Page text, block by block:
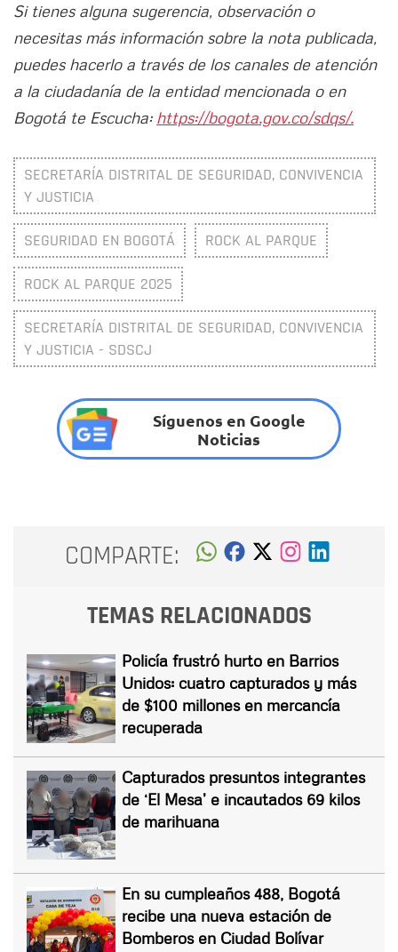
Si tienes alguna sugerencia, observación o
necesitas más información sobre la nota publicada,
puedes hacerlo a través de los canales de atención
a la ciudadanía de la entidad mencionada o en
Bogotá te Escucha: https://bogota.gov.co/sdqs/.
SECRETARÍA DISTRITAL DE SEGURIDAD, CONVIVENCIA
Y JUSTICIA
SEGURIDAD EN BOGOTÁ ROCK AL PARQUE
ROCK AL PARQUE 2025
SECRETARÍA DISTRITAL DE SEGURIDAD, CONVIVENCIA
Y JUSTICIA - SDSCJ
Síguenos en Google
Noticias
COMPARTE:
TEMAS RELACIONADOS
Policía frustró hurto en Barrios
Unidos: cuatro capturados y más
de $100 millones en mercancía
recuperada
Capturados presuntos integrantes
de ‘El Mesa’ e incautados 69 kilos
de marihuana
En su cumpleaños 488, Bogotá
recibe una nueva estación de
Bomberos en Ciudad Bolívar